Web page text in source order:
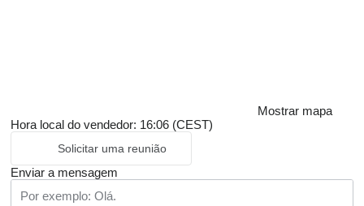
Mostrar mapa
Hora local do vendedor: 16:06 (CEST)
Solicitar uma reunião
Enviar a mensagem